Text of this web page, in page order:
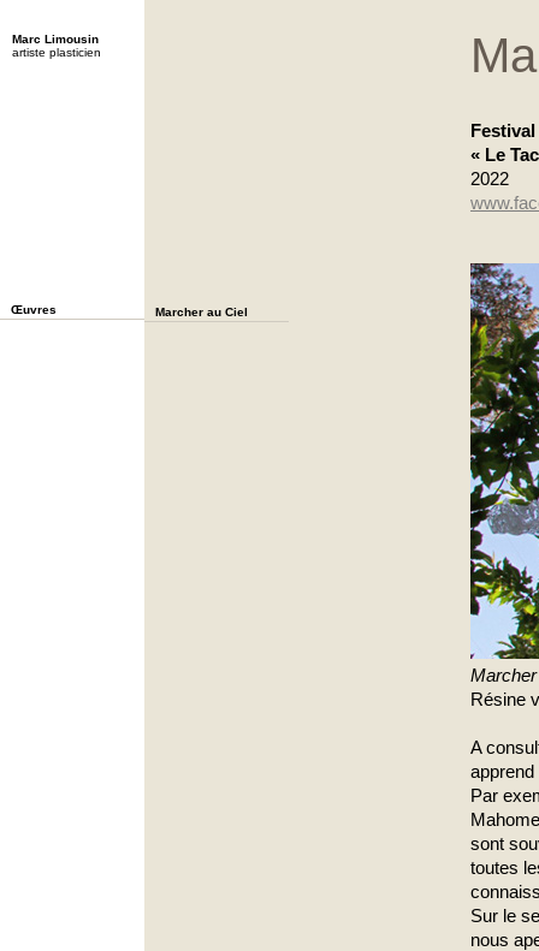
« Le
2022
Résine
A
Par
sont
toutes
Sur le
nous
Marc Limousin
artiste plasticien
Œuvres Marcher au Ciel